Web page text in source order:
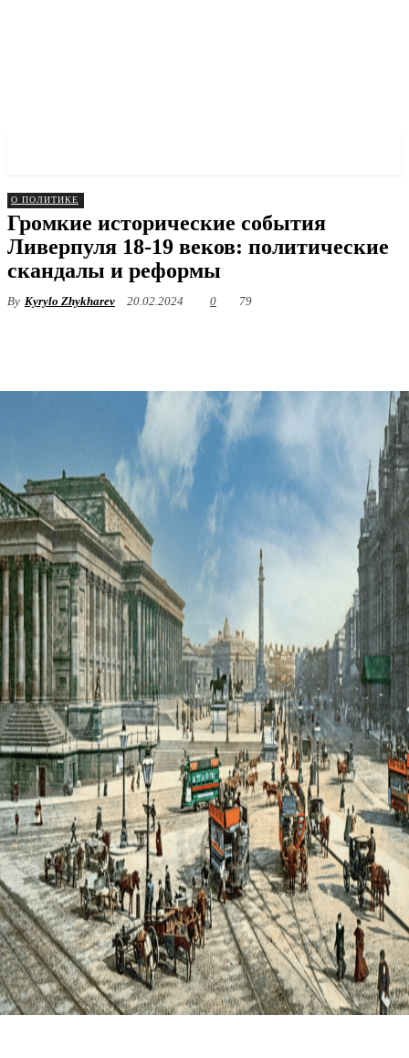
О ПОЛИТИКЕ
Громкие исторические события
Ливерпуля 18-19 веков: политические
скандалы и реформы
By Kyrylo Zhykharev 20.02.2024 0 79